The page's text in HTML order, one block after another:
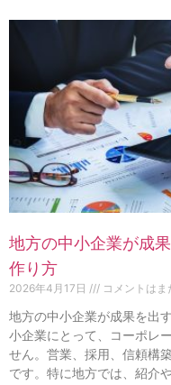
地方の中小企業が成
作り方
2026年4月17日 コメントは
地方の中小企業が成果を出
小企業にとって、コーポレ
せん。営業、採用、信頼構
です。特に地方では、紹介